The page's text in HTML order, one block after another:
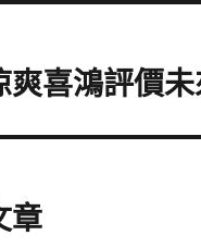
爽喜鴻評價
章